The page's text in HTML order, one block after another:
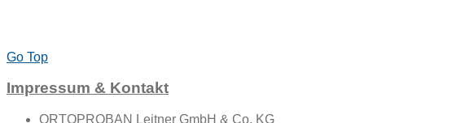
Go Top
Impressum & Kontakt
ORTOPROBAN Leitner GmbH & Co. KG